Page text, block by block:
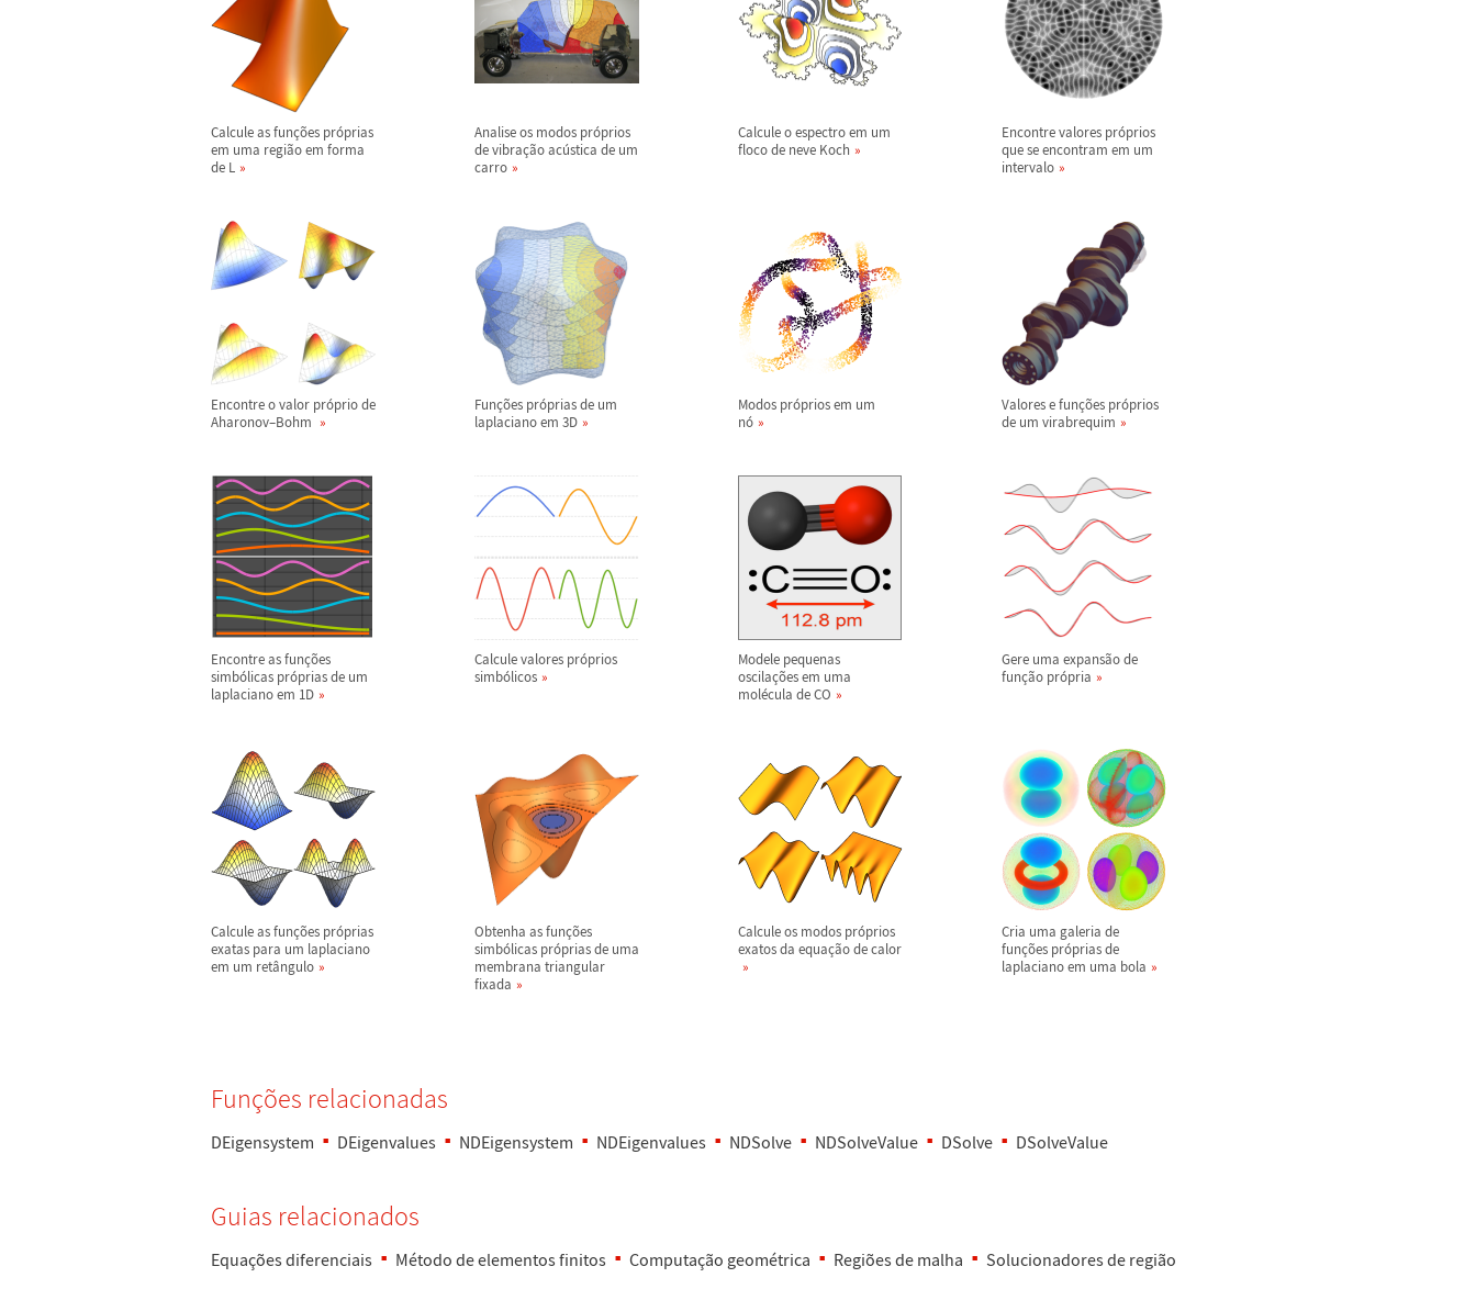
Calcule as funções próprias
em uma região em forma
de L
Analise os modos próprios
de vibração acústica de um
carro
Calcule o espectro em um
floco de neve Koch
Encontre valores próprios
que se encontram em um
intervalo
Encontre o valor próprio de
Aharonov–Bohm
Funções próprias de um
laplaciano em 3D
Modos próprios em um
nó
Valores e funções próprios
de um virabrequim
Encontre as funções
simbólicas próprias de um
laplaciano em 1D
Calcule valores próprios
simbólicos
Modele pequenas
oscilações em uma
molécula de CO
Gere uma expansão de
função própria
Calcule as funções próprias
exatas para um laplaciano
em um retângulo
Obtenha as funções
simbólicas próprias de uma
membrana triangular
fixada
Calcule os modos próprios
exatos da equação de calor
Cria uma galeria de
funções próprias de
laplaciano em uma bola
Funções relacionadas
DEigensystem DEigenvalues NDEigensystem NDEigenvalues NDSolve NDSolveValue DSolve DSolveValue
Guias relacionados
Equações diferenciais Método de elementos finitos Computação geométrica Regiões de malha Solucionadores de região